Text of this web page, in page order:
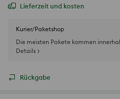
Lieferzeit und kosten
Kurier/Paketshop
Die meisten Pakete kommen
Details >
Rückgabe